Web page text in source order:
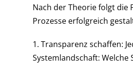
Nach der Theorie folgt die
Prozesse erfolgreich
1. Transparenz schaffen:
Systemlandschaft: Welche